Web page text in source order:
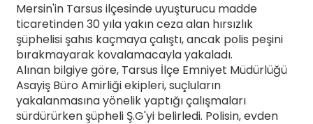
Mersin'in Tarsus ilçesinde uyuşturucu madde
ticaretinden 30 yıla yakın ceza alan hırsızlık
şüphelisi şahıs kaçmaya çalıştı, ancak polis peşini
bırakmayarak kovalamacayla yakaladı.
Alınan bilgiye göre, Tarsus İlçe Emniyet Müdürlüğü
Asayiş Büro Amirliği ekipleri, suçluların
yakalanmasına yönelik yaptığı çalışmaları
sürdürürken şüpheli Ş.G'yi belirledi. Polisin, evden